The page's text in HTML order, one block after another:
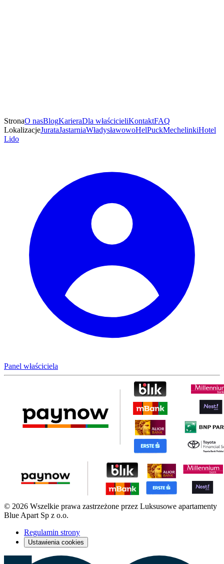
StronaO nasBlogKarieraDla właścicieliKontaktFAQ
LokalizacjeJurataJastarniaWładysławowoHelPuckMechelinkiHotel
Lido
Panel właściciela
© 2026 Wszelkie prawa zastrzeżone przez Luksusowe apartamenty
Blue Apart Sp z o.o.
Regulamin strony
Ustawienia cookies